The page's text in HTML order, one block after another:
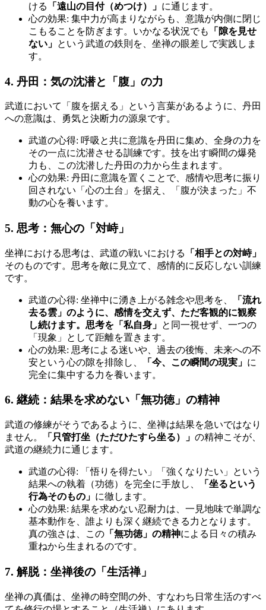
ける
「遠山の目付（めつけ）」 に通じます。
心の効果: 集中力が高まりながらも、意識が内側に閉じ
こもることを防ぎます。いかなる状況でも
「隙を見せ
ない」 という武道の鉄則を、坐禅の眼差しで実践しま
す。
4. 丹田：気の沈潜と「腹」の力
武道において「腹を据える」という言葉があるように、丹田
への意識は、勇気と決断力の源泉です。
武道の心得: 呼吸と共に意識を丹田に集め、全身の力を
その一点に沈潜させる訓練です。技を出す瞬間の爆発
力も、この沈潜した丹田の力から生まれます。
心の効果: 丹田に意識を置くことで、感情や思考に振り
回されない「心の土台」を据え、「腹が決まった」不
動の心を養います。
5. 思考：無心の「対峙」
坐禅における思考は、武道の戦いにおける
「相手との対峙」
そのものです。思考を敵に見立て、感情的に反応しない訓練
です。
武道の心得: 坐禅中に湧き上がる雑念や思考を、
「流れ
去る雲」のように、感情を交えず、ただ客観的に観察
し続けます。思考を「私自身」 と同一視せず、一つの
「現象」として距離を置きます。
心の効果: 思考による迷いや、過去の後悔、未来への不
安という心の隙を排除し、
「今、この瞬間の現実」 に
完全に集中する力を養います。
6. 継続：結果を求めない「無功徳」の精神
武道の修練がそうであるように、坐禅は結果を急いではなり
ません。
「只管打坐（ただひたすら坐る）」 の精神こそが、
武道の継続力に通じます。
武道の心得: 「悟りを得たい」「強くなりたい」という
結果への執着（功徳）を完全に手放し、
「坐るという
行為そのもの」 に徹します。
心の効果: 結果を求めない忍耐力は、一見地味で単調な
基本動作を、誰よりも深く継続できる力となります。
真の強さは、この 「無功徳」の精神による日々の積み
重ねから生まれるのです。
7. 解脱：坐禅後の「生活禅」
坐禅の真価は、坐禅の時空間の外、すなわち日常生活のすべ